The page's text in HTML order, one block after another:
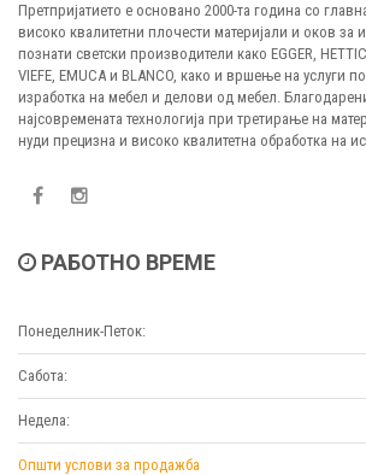
Претпријатието е основано 2000-та година со
високо квалитетни плочести материјали и оков за
познати светски производители како EGGER,
VIEFE, EMUCA и BLANCO, како и вршење на услуги
изработка на мебел и делови од мебел.
најсовремената технологија при третирање на
нуди прецизна и високо квалитетна обработка на
РАБОТНО ВРЕМЕ
Понеделник-Петок:
Сабота:
Недела:
Општи услови за продажба